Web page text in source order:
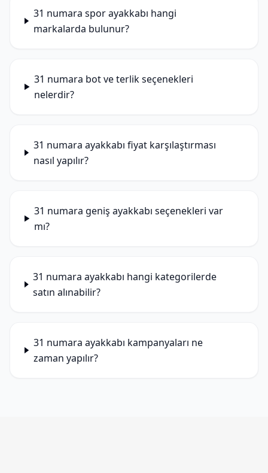
31 numara spor ayakkabı hangi
markalarda bulunur?
31 numara bot ve terlik seçenekleri
nelerdir?
31 numara ayakkabı fiyat karşılaştırması
nasıl yapılır?
31 numara geniş ayakkabı seçenekleri var
mı?
31 numara ayakkabı hangi kategorilerde
satın alınabilir?
31 numara ayakkabı kampanyaları ne
zaman yapılır?